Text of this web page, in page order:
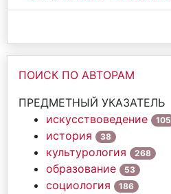
ПОИСК ПО АВТОРАМ
ПРЕДМЕТНЫЙ УКАЗАТЕЛЬ
искусствоведение
105
история 38
культурология 268
образование 53
социология 186